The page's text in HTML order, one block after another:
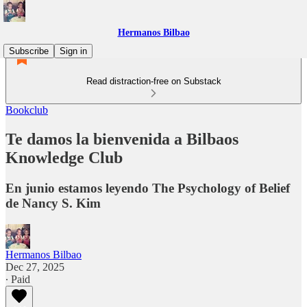
Hermanos Bilbao
Subscribe
Sign in
Read distraction-free on Substack
Bookclub
Te damos la bienvenida a Bilbaos
Knowledge Club
En junio estamos leyendo The Psychology of Belief
de Nancy S. Kim
Hermanos Bilbao
Dec 27, 2025
∙ Paid